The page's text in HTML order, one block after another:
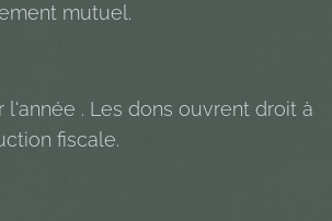
mutuel.
l'année . Les dons ouvrent droit à
fiscale.